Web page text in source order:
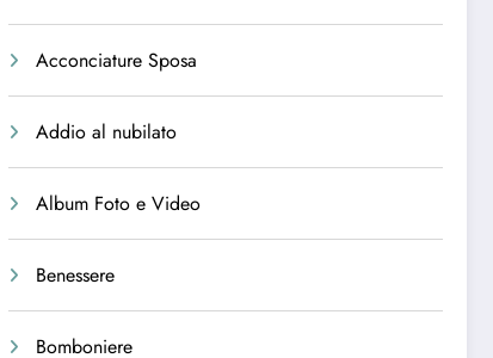
Acconciature Sposa
Addio al nubilato
Album Foto e Video
Benessere
Bomboniere